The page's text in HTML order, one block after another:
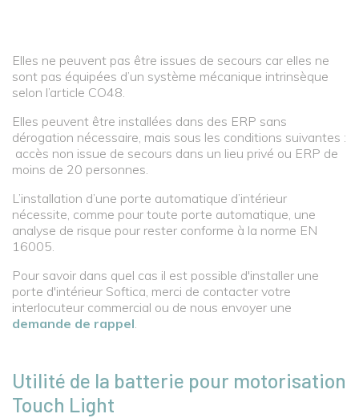
Elles ne peuvent pas être issues de secours car elles ne
sont pas équipées d’un système mécanique intrinsèque
selon l’article CO48.
Elles peuvent être installées dans des ERP sans
dérogation nécessaire, mais sous les conditions suivantes :
accès non issue de secours dans un lieu privé ou ERP de
moins de 20 personnes.
L’installation d’une porte automatique d’intérieur
nécessite, comme pour toute porte automatique, une
analyse de risque pour rester conforme à la norme EN
16005.
Pour savoir dans quel cas il est possible d'installer une
porte d'intérieur Softica, merci de contacter votre
interlocuteur commercial ou de nous envoyer une
demande de rappel.
Utilité de la batterie pour motorisation
Touch Light